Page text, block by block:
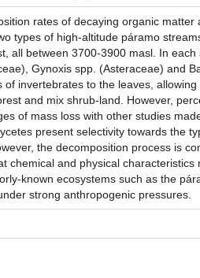
rates of decaying organic matter
types of high-altitude páramo
all between 3700-3900 masl. In each
Gynoxis spp. (Asteraceae) and
invertebrates to the leaves,
and mix shrub-land. However,
of mass loss with other studies
present selectivity towards the
the decomposition process is
chemical and physical characteristics
known ecosystems such as the
strong anthropogenic pressures.